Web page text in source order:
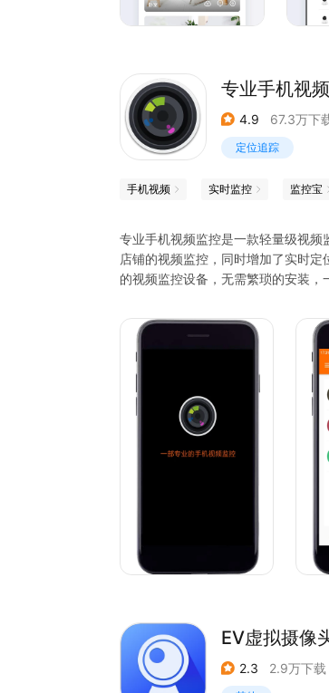
随时回放录像，智能移动录制，再
AI云检索方便查找，支持32倍速快
专业手机视
4.9 67.3万下
定位追踪
手机视频 实时监控 监控宝
专业手机视频监控是一款轻量级视
店铺的视频监控，同时增加了实时
的视频监控设备，无需繁琐的安装
2.录制并保存被监控端摄像头采集的
3.远程切换被监控端手机前后置摄像
4.查看被监控端手机实时定位（能实
客服QQ（2328588276）为大家解
EV虚拟摄像
2.3 2.9万下载